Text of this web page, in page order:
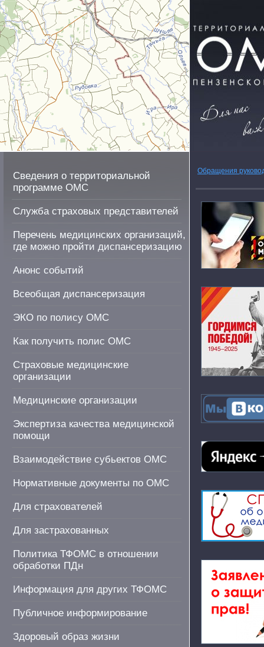
Сведения о территориальной
программе ОМС
Служба страховых представителей
Перечень медицинских организаций,
где можно пройти диспансеризацию
Анонс событий
Всеобщая диспансеризация
ЭКО по полису ОМС
Как получить полис ОМС
Страховые медицинские
организации
Медицинские организации
Экспертиза качества медицинской
помощи
Взаимодействие субьектов ОМС
Нормативные документы по ОМС
Для страхователей
Для застрахованных
Политика ТФОМС в отношении
обработки ПДн
Информация для других ТФОМС
Публичное информирование
Здоровый образ жизни
Обращения